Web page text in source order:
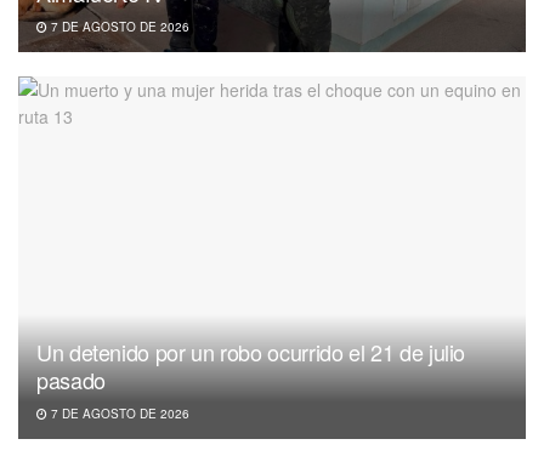
7 DE AGOSTO DE 2026
Un detenido por un robo ocurrido el 21 de julio
pasado
7 DE AGOSTO DE 2026